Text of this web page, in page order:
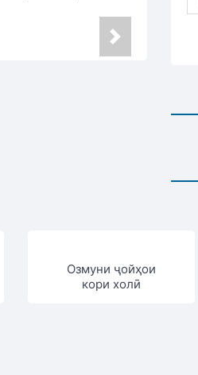
Озмуни ҷойҳои
кори холӣ